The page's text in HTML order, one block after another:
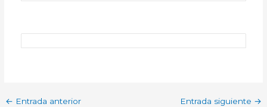
← Entrada anterior Entrada siguiente →